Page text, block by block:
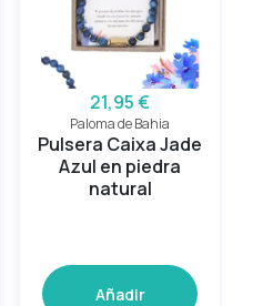
21,95 €
Paloma de Bahia
Pulsera Caixa Jade
Azul en piedra
natural
Añadir